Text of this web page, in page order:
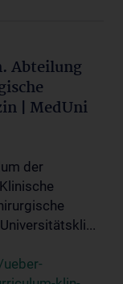
Abteilung
| MedUni
der